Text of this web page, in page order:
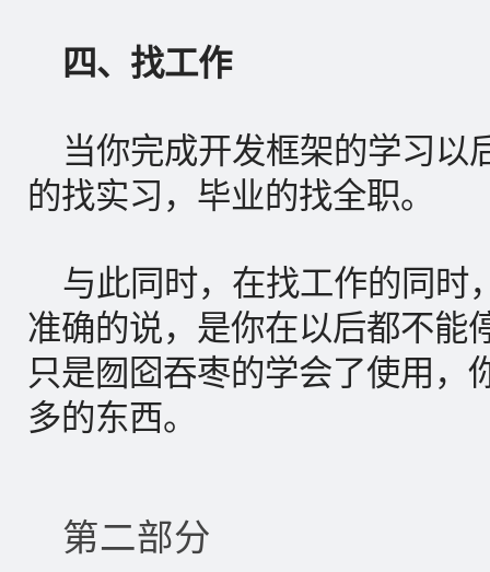
四、找工作
当你完成开发框架的学习以
的找实习，毕业的找全职。
与此同时，在找工作的同时
准确的说，是你在以后都不能
只是囫囵吞枣的学会了使用，
多的东西。
第二部分